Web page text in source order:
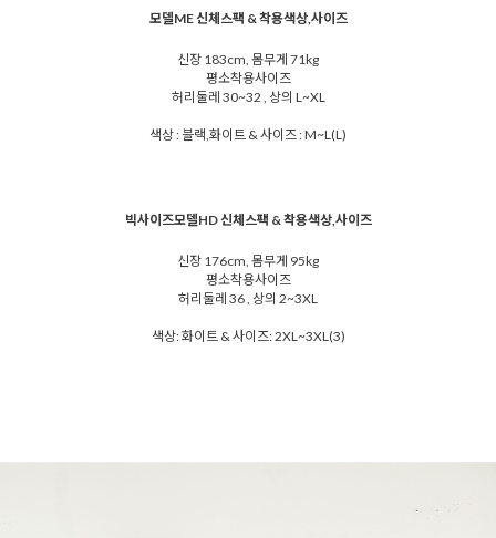
모델ME 신체스팩 & 착용색상,사이즈
신장 183cm, 몸무게 71kg
평소착용사이즈
허리둘레 30~32 , 상의 L~XL
색상 : 블랙,화이트 & 사이즈 : M~L(L)
빅사이즈모델HD 신체스팩 & 착용색상,사이즈
신장 176cm, 몸무게 95kg
평소착용사이즈
허리둘레 36 , 상의 2~3XL
색상: 화이트 & 사이즈: 2XL~3XL(3)